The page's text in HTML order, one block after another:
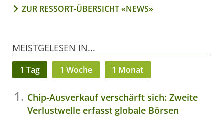
ZUR RESSORT-ÜBERSICHT «NEWS»
MEISTGELESEN IN...
1 Tag 1 Woche 1 Monat
Chip-Ausverkauf verschärft sich: Zweite
Verlustwelle erfasst globale Börsen